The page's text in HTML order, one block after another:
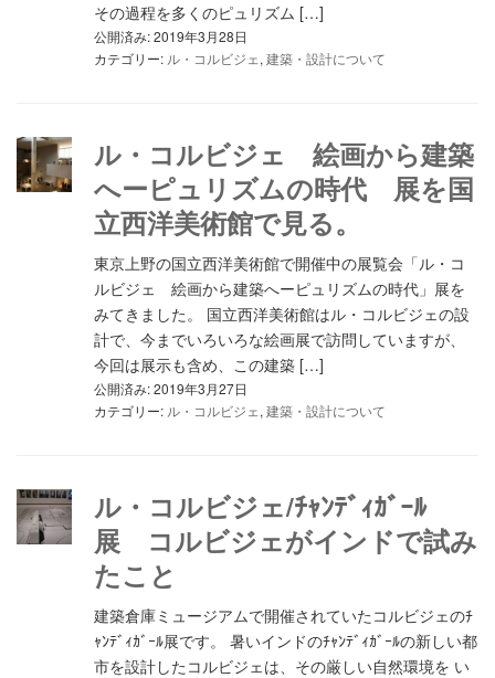
その過程を多くのピュリズム […]
公開済み: 2019年3月28日
カテゴリー: ル・コルビジェ, 建築・設計について
ル・コルビジェ 絵画から建築
へーピュリズムの時代 展を国
立西洋美術館で見る。
東京上野の国立西洋美術館で開催中の展覧会「ル・コ
ルビジェ 絵画から建築へーピュリズムの時代」展を
みてきました。 国立西洋美術館はル・コルビジェの設
計で、今までいろいろな絵画展で訪問していますが、
今回は展示も含め、この建築 […]
公開済み: 2019年3月27日
カテゴリー: ル・コルビジェ, 建築・設計について
ル・コルビジェ/ﾁｬﾝﾃﾞｨｶﾞｰﾙ
展 コルビジェがインドで試み
たこと
建築倉庫ミュージアムで開催されていたコルビジェのﾁ
ｬﾝﾃﾞｨｶﾞｰﾙ展です。 暑いインドのﾁｬﾝﾃﾞｨｶﾞｰﾙの新しい都
市を設計したコルビジェは、その厳しい自然環境を い